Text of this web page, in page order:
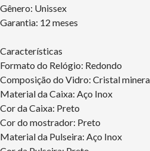
Gênero: Unissex
Garantia: 12 meses
Características
Formato do Relógio: Redondo
Composição do Vidro: Cristal
Material da Caixa: Aço Inox
Cor da Caixa: Preto
Cor do mostrador: Preto
Material da Pulseira: Aço Inox